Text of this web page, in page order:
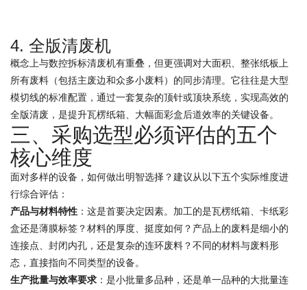
4. 全版清废机
概念上与数控拆标清废机有重叠，但更强调对大面积、整张纸板上
所有废料（包括主废边和众多小废料）的同步清理。它往往是大型
模切线的标准配置，通过一套复杂的顶针或顶块系统，实现高效的
全版清废，是提升瓦楞纸箱、大幅面彩盒后道效率的关键设备。
三、采购选型必须评估的五个
核心维度
面对多样的设备，如何做出明智选择？建议从以下五个实际维度进
行综合评估：
产品与材料特性 ：这是首要决定因素。加工的是瓦楞纸箱、卡纸彩
盒还是薄膜标签？材料的厚度、挺度如何？产品上的废料是细小的
连接点、封闭内孔，还是复杂的连环废料？不同的材料与废料形
态，直接指向不同类型的设备。
生产批量与效率要求 ：是小批量多品种，还是单一品种的大批量连